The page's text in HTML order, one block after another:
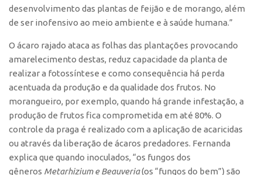
VPI – Vocação para Inovação
Patrimônio Genético
Leis e Normas
Transferência de Tecnologia
Editais de TT
PD&I
Convênios
Chamamento
Parcerias PD&I
desenvolvimento das plantas de feijão e de morango, além
de ser inofensivo ao meio ambiente e à saúde humana.”
O ácaro rajado ataca as folhas das plantações provocando
amarelecimento destas, reduz capacidade da planta de
realizar a fotossíntese e como consequência há perda
acentuada da produção e da qualidade dos frutos. No
morangueiro, por exemplo, quando há grande infestação, a
produção de frutos fica comprometida em até 80%. O
controle da praga é realizado com a aplicação de acaricidas
ou através da liberação de ácaros predadores. Fernanda
explica que quando inoculados, “os fungos dos
gêneros Metarhizium e Beauveria(os “fungos do bem”) são